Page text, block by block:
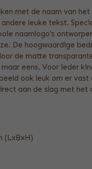
met de naam van het
leuke tekst.
naamlogo's
De hoogwaardige
de matte
eens. Voor ieder
ook leuk om er vast
aan de slag met het
(LxBxH)